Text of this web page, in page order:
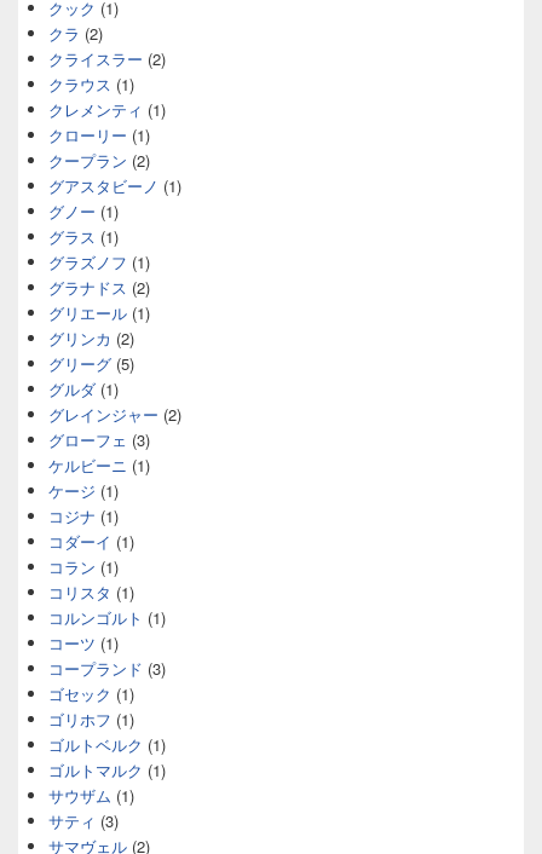
クック (1)
クラ (2)
クライスラー (2)
クラウス (1)
クレメンティ (1)
クローリー (1)
クープラン (2)
グアスタビーノ (1)
グノー (1)
グラス (1)
グラズノフ (1)
グラナドス (2)
グリエール (1)
グリンカ (2)
グリーグ (5)
グルダ (1)
グレインジャー (2)
グローフェ (3)
ケルビーニ (1)
ケージ (1)
コジナ (1)
コダーイ (1)
コラン (1)
コリスタ (1)
コルンゴルト (1)
コーツ (1)
コープランド (3)
ゴセック (1)
ゴリホフ (1)
ゴルトベルク (1)
ゴルトマルク (1)
サウザム (1)
サティ (3)
サマヴェル (2)